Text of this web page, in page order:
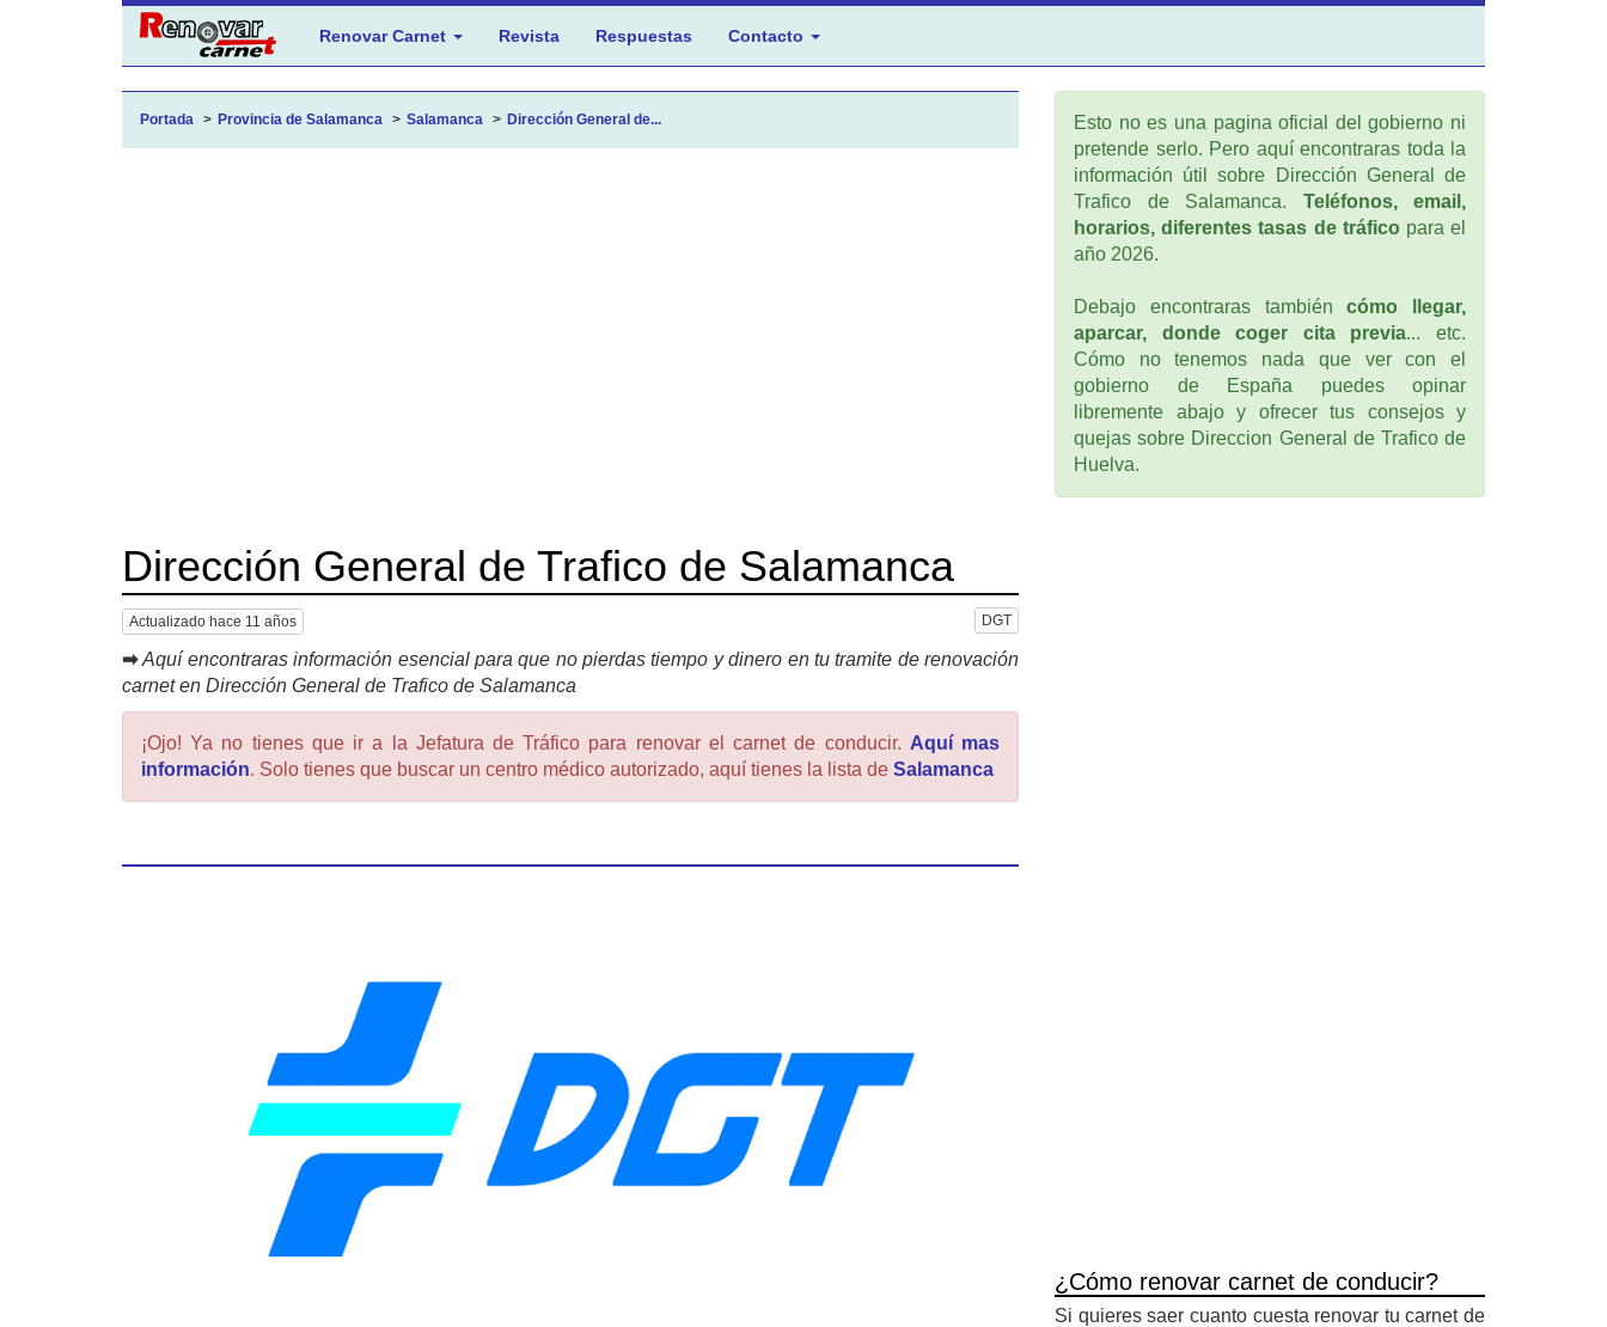
Renovar Carnet Revista Respuestas Contacto
Portada Provincia de Salamanca Salamanca Dirección General de...
Dirección General de Trafico de Salamanca
Actualizado hace 11 años DGT
➡ Aquí encontraras información esencial para que no pierdas tiempo y dinero en tu tramite de renovación
carnet en Dirección General de Trafico de Salamanca
¡Ojo! Ya no tienes que ir a la Jefatura de Tráfico para renovar el carnet de conducir. Aquí mas
información. Solo tienes que buscar un centro médico autorizado, aquí tienes la lista de Salamanca
Esto no es una pagina oficial del gobierno ni
pretende serlo. Pero aquí encontraras toda la
información útil sobre Dirección General de
Trafico de Salamanca. Teléfonos, email,
horarios, diferentes tasas de tráfico para el
año 2026.
Debajo encontraras tambiéncómo llegar,
aparcar, donde coger cita previa... etc.
Cómo no tenemos nada que ver con el
gobierno de España puedes opinar
libremente abajo y ofrecer tus consejos y
quejas sobre Direccion General de Trafico de
Huelva.
¿Cómo renovar carnet de conducir?
Si quieres saer cuanto cuesta renovar tu carnet de